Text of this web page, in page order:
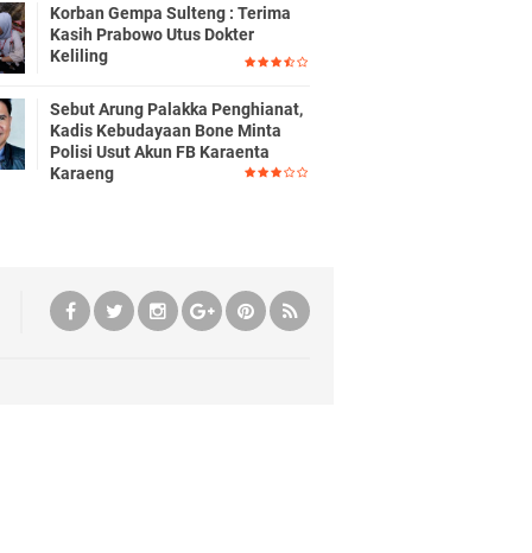
Korban Gempa Sulteng : Terima
Kasih Prabowo Utus Dokter
Keliling
Sebut Arung Palakka Penghianat,
Kadis Kebudayaan Bone Minta
Polisi Usut Akun FB Karaenta
Karaeng